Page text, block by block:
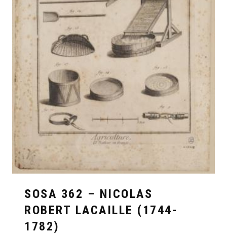
SOSA 362 – NICOLAS
ROBERT LACAILLE (1744-
1782)